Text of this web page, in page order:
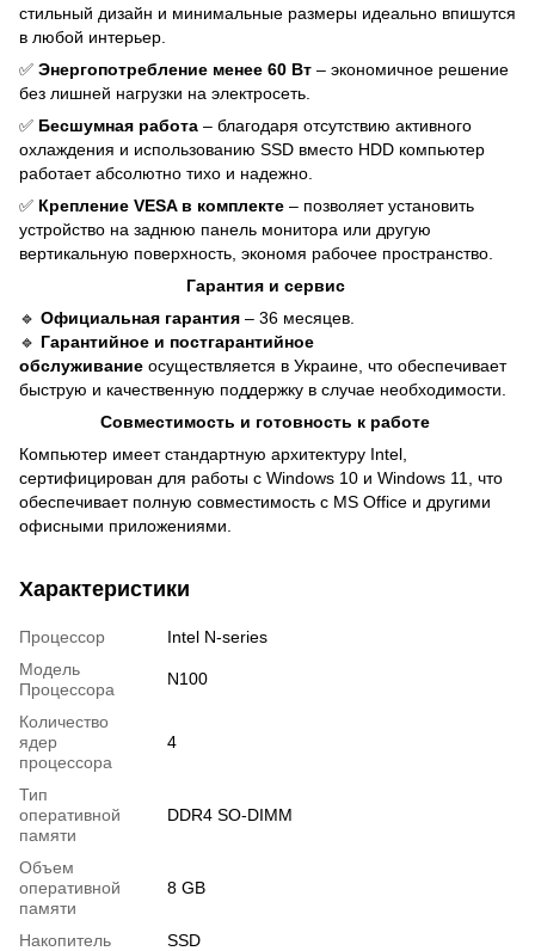
стильный дизайн и минимальные размеры идеально впишутся
в любой интерьер.
✅ Энергопотребление менее 60 Вт – экономичное решение
без лишней нагрузки на электросеть.
✅ Бесшумная работа – благодаря отсутствию активного
охлаждения и использованию SSD вместо HDD компьютер
работает абсолютно тихо и надежно.
✅ Крепление VESA в комплекте – позволяет установить
устройство на заднюю панель монитора или другую
вертикальную поверхность, экономя рабочее пространство.
Гарантия и сервис
🔹 Официальная гарантия – 36 месяцев.
🔹 Гарантийное и постгарантийное
обслуживание осуществляется в Украине, что обеспечивает
быструю и качественную поддержку в случае необходимости.
Совместимость и готовность к работе
Компьютер имеет стандартную архитектуру Intel,
сертифицирован для работы с Windows 10 и Windows 11, что
обеспечивает полную совместимость с MS Office и другими
офисными приложениями.
Характеристики
Процессор
Intel N-series
Модель
Процессора
N100
Количество
ядер
процессора
4
Тип
оперативной
памяти
DDR4 SO-DIMM
Объем
оперативной
памяти
8 GB
Накопитель
SSD